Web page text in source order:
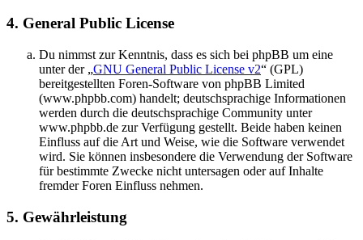
4. General Public License
Du nimmst zur Kenntnis, dass es sich bei phpBB um eine
unter der „GNU General Public License v2“ (GPL)
bereitgestellten Foren-Software von phpBB Limited
(www.phpbb.com) handelt; deutschsprachige Informationen
werden durch die deutschsprachige Community unter
www.phpbb.de zur Verfügung gestellt. Beide haben keinen
Einfluss auf die Art und Weise, wie die Software verwendet
wird. Sie können insbesondere die Verwendung der Software
für bestimmte Zwecke nicht untersagen oder auf Inhalte
fremder Foren Einfluss nehmen.
5. Gewährleistung